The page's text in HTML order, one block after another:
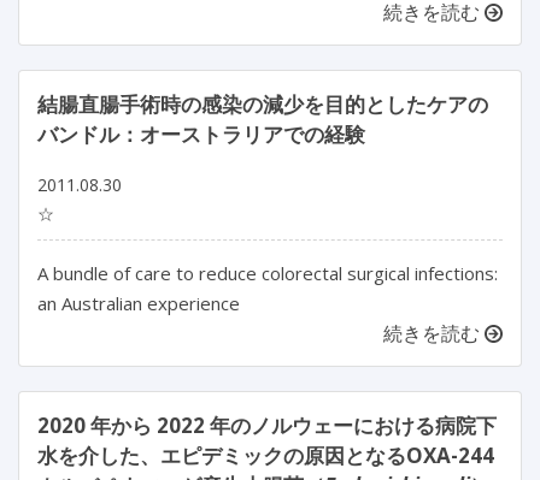
続きを読む
結腸直腸手術時の感染の減少を目的としたケアの
バンドル：オーストラリアでの経験
2011.08.30
☆
A bundle of care to reduce colorectal surgical infections:
an Australian experience
続きを読む
2020 年から 2022 年のノルウェーにおける病院下
水を介した、エピデミックの原因となるOXA-244